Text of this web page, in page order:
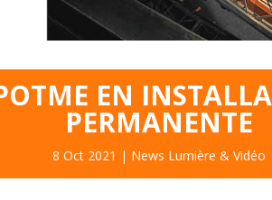
EN
PERMANENTE
8 Oct 2021 | News Lumière & Vidéo